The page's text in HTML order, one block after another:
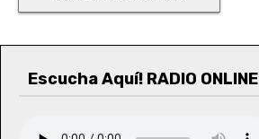
Escucha Aquí! RADIO ONLINE